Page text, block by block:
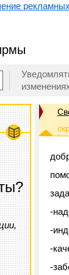
-
-
-
-